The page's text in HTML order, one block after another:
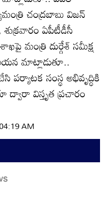
చంద్రబాబు విజన్‌
ఏపీటీడీసీ
మంత్రి దుర్గేశ్‌ సమీక్ష
మాట్లాడుతూ..
సంస్థ అభివృద్ధికి
విస్తృత ప్రచారం
AM